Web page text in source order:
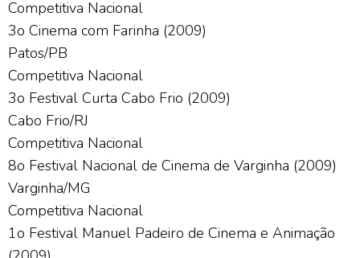
Competitiva Nacional
3o Cinema com Farinha (2009)
Patos/PB
Competitiva Nacional
3o Festival Curta Cabo Frio (2009)
Cabo Frio/RJ
Competitiva Nacional
8o Festival Nacional de Cinema de Varginha (2009)
Varginha/MG
Competitiva Nacional
1o Festival Manuel Padeiro de Cinema e Animação